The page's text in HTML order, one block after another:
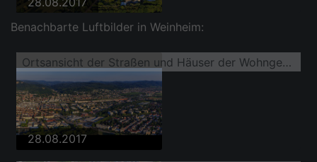
Benachbarte Luftbilder in Weinheim:
Ortsansicht der Straßen und Häuser der Wohngebiete
28.08.2017